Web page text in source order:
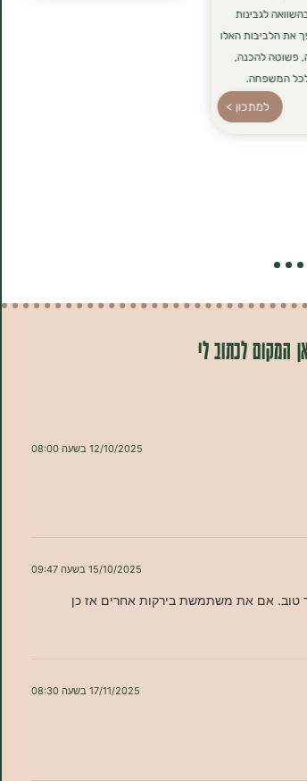
לגבינות
את הלביבות האלו
פשוטה להכנה,
לכל המשפחה.
למתכון >
המקום לכתוב לי
12/10/2025 בשעה 08:00
15/10/2025 בשעה 09:47
טוב. אם את משתמשת בירקות אחרים אז כן
17/11/2025 בשעה 08:30